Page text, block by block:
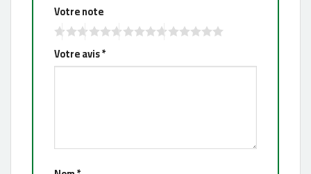
Votre note
Votre avis*